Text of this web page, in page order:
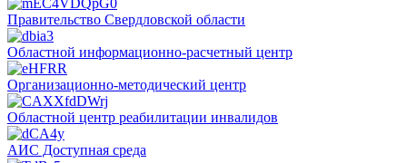
Правительство Свердловской области
Областной информационно-расчетный центр
Организационно-методический центр
Областной центр реабилитации инвалидов
АИС Доступная среда